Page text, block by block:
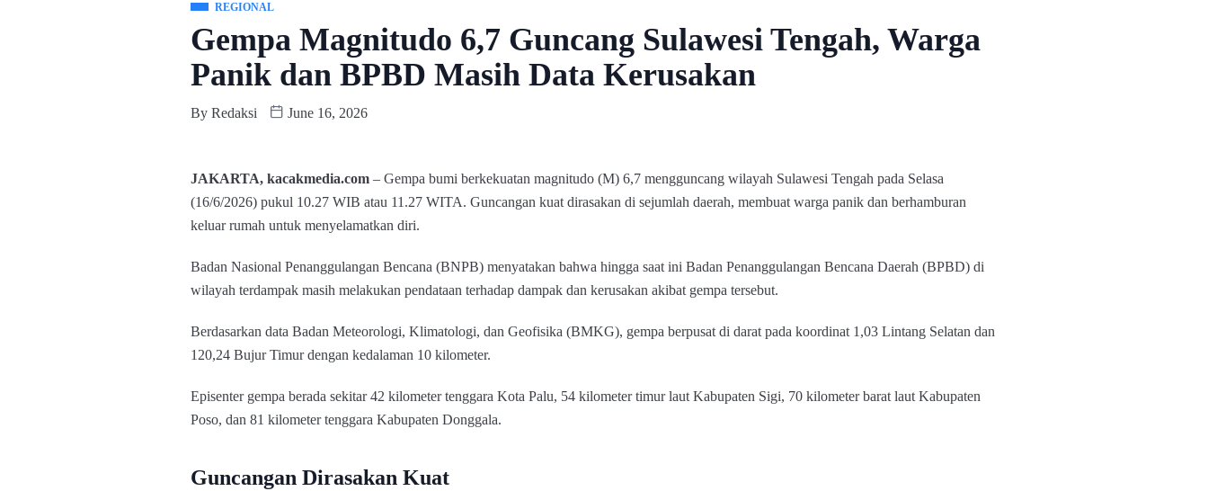
REGIONAL
Gempa Magnitudo 6,7 Guncang Sulawesi Tengah, Warga
Panik dan BPBD Masih Data Kerusakan
By Redaksi June 16, 2026
JAKARTA, kacakmedia.com – Gempa bumi berkekuatan magnitudo (M) 6,7 mengguncang wilayah Sulawesi Tengah pada Selasa
(16/6/2026) pukul 10.27 WIB atau 11.27 WITA. Guncangan kuat dirasakan di sejumlah daerah, membuat warga panik dan berhamburan
keluar rumah untuk menyelamatkan diri.
Badan Nasional Penanggulangan Bencana (BNPB) menyatakan bahwa hingga saat ini Badan Penanggulangan Bencana Daerah (BPBD) di
wilayah terdampak masih melakukan pendataan terhadap dampak dan kerusakan akibat gempa tersebut.
Berdasarkan data Badan Meteorologi, Klimatologi, dan Geofisika (BMKG), gempa berpusat di darat pada koordinat 1,03 Lintang Selatan dan
120,24 Bujur Timur dengan kedalaman 10 kilometer.
Episenter gempa berada sekitar 42 kilometer tenggara Kota Palu, 54 kilometer timur laut Kabupaten Sigi, 70 kilometer barat laut Kabupaten
Poso, dan 81 kilometer tenggara Kabupaten Donggala.
Guncangan Dirasakan Kuat